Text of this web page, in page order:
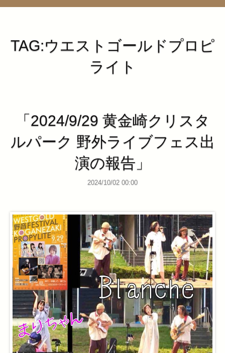
TAG:ウエストゴールドプロピ
ライト
「2024/9/29 黄金崎クリスタ
ルパーク 野外ライブフェス出
演の報告」
2024/10/02 00:00